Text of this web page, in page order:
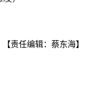
【责任编辑：蔡东海】